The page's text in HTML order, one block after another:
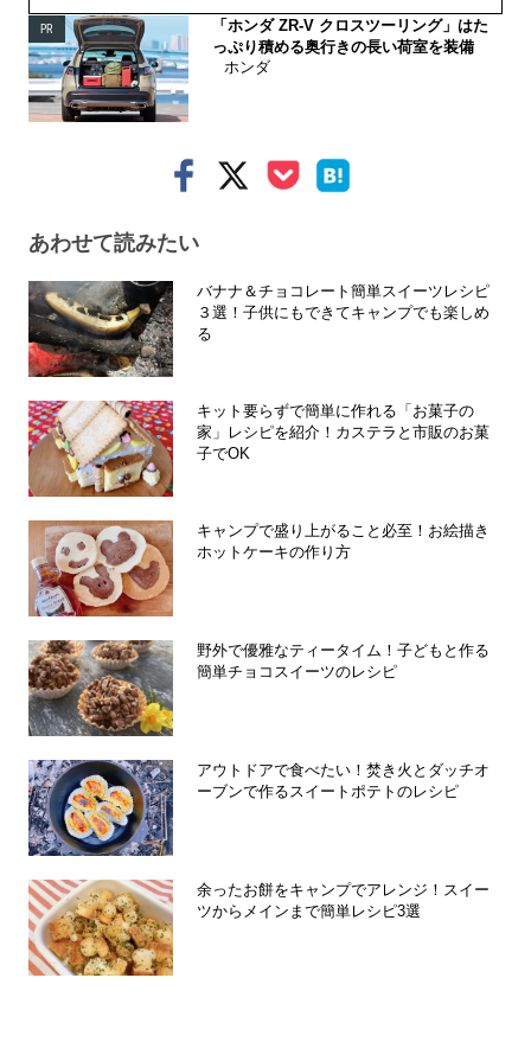
PR
「ホンダ ZR-V クロスツーリング」はた
っぷり積める奥行きの長い荷室を装備
ホンダ
あわせて読みたい
バナナ＆チョコレート簡単スイーツレシピ
３選！子供にもできてキャンプでも楽しめ
る
キット要らずで簡単に作れる「お菓子の
家」レシピを紹介！カステラと市販のお菓
子でOK
キャンプで盛り上がること必至！お絵描き
ホットケーキの作り方
野外で優雅なティータイム！子どもと作る
簡単チョコスイーツのレシピ
アウトドアで食べたい！焚き火とダッチオ
ーブンで作るスイートポテトのレシピ
余ったお餅をキャンプでアレンジ！スイー
ツからメインまで簡単レシピ3選